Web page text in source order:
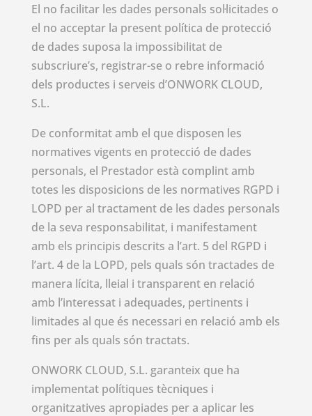
El no facilitar les dades personals sol·licitades o
el no acceptar la present política de protecció
de dades suposa la impossibilitat de
subscriure’s, registrar-se o rebre informació
dels productes i serveis d’ONWORK CLOUD,
S.L.
De conformitat amb el que disposen les
normatives vigents en protecció de dades
personals, el Prestador està complint amb
totes les disposicions de les normatives RGPD i
LOPD per al tractament de les dades personals
de la seva responsabilitat, i manifestament
amb els principis descrits a l’art. 5 del RGPD i
l’art. 4 de la LOPD, pels quals són tractades de
manera lícita, lleial i transparent en relació
amb l’interessat i adequades, pertinents i
limitades al que és necessari en relació amb els
fins per als quals són tractats.
ONWORK CLOUD, S.L. garanteix que ha
implementat polítiques tècniques i
organitzatives apropiades per a aplicar les